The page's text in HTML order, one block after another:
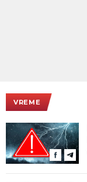
VREME